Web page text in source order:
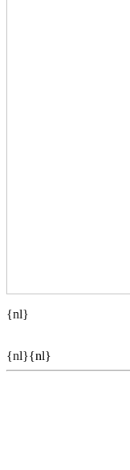
{nl}
{nl}{nl}